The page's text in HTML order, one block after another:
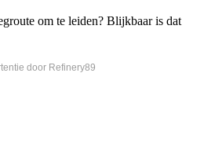
om te leiden? Blijkbaar is dat
door Refinery89